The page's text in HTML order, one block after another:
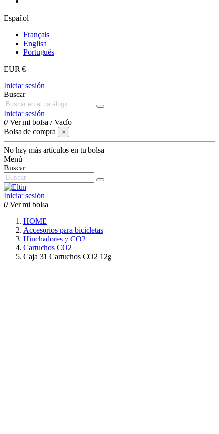
Español
Français
English
Português
EUR €
Iniciar sesión
Buscar
Iniciar sesión
0 Ver mi bolsa /Vacío
Bolsa de compra
×
No hay más artículos en tu bolsa
Menú
Buscar
Iniciar sesión
0 Ver mi bolsa
HOME
Accesorios para bicicletas
Hinchadores y CO2
Cartuchos CO2
Caja 31 Cartuchos CO2 12g